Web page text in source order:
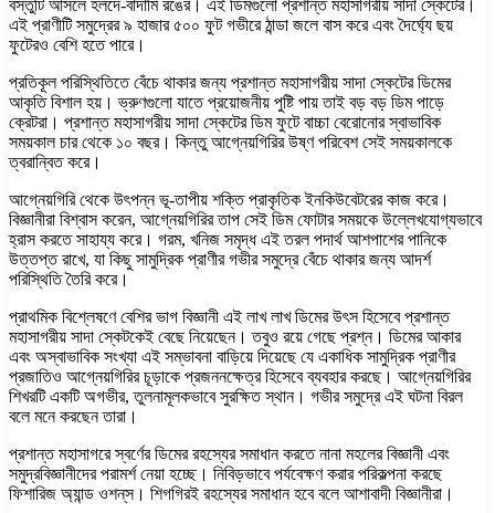
বস্তুটি আসলে হলদে-বাদামি রঙের। এই ডিমগুলো প্রশান্ত মহাসাগরীয় সাদা স্কেটের।
এই প্রাণীটি সমুদ্রের ৯ হাজার ৫০০ ফুট গভীরে ঠান্ডা জলে বাস করে এবং দৈর্ঘ্যে ছয়
ফুটেরও বেশি হতে পারে।
প্রতিকূল পরিস্থিতিতে বেঁচে থাকার জন্য প্রশান্ত মহাসাগরীয় সাদা স্কেটের ডিমের
আকৃতি বিশাল হয়। ভ্রুণগুলো যাতে প্রয়োজনীয় পুষ্টি পায় তাই বড় বড় ডিম পাড়ে
ক্রেটরা। প্রশান্ত মহাসাগরীয় সাদা স্কেটের ডিম ফুটে বাচ্চা বেরোনোর স্বাভাবিক
সময়কাল চার থেকে ১০ বছর। কিন্তু আগ্নেয়গিরির উষ্ণ পরিবেশ সেই সময়কালকে
ত্বরান্বিত করে।
আগ্নেয়গিরি থেকে উৎপন্ন ভূ-তাপীয় শক্তি প্রাকৃতিক ইনকিউবেটরের কাজ করে।
বিজ্ঞানীরা বিশ্বাস করেন, আগ্নেয়গিরির তাপ সেই ডিম ফোটার সময়কে উল্লেখযোগ্যভাবে
হ্রাস করতে সাহায্য করে। গরম, খনিজ সমৃদ্ধ এই তরল পদার্থ আশপাশের পানিকে
উত্তপ্ত রাখে, যা কিছু সামুদ্রিক প্রাণীর গভীর সমুদ্রে বেঁচে থাকার জন্য আদর্শ
পরিস্থিতি তৈরি করে।
প্রাথমিক বিশ্লেষণে বেশির ভাগ বিজ্ঞানী এই লাখ লাখ ডিমের উৎস হিসেবে প্রশান্ত
মহাসাগরীয় সাদা স্কেটকেই বেছে নিয়েছেন। তবুও রয়ে গেছে প্রশ্ন। ডিমের আকার
এবং অস্বাভাবিক সংখ্যা এই সম্ভাবনা বাড়িয়ে দিয়েছে যে একাধিক সামুদ্রিক প্রাণীর
প্রজাতিও আগ্নেয়গিরির চূড়াকে প্রজননক্ষেত্র হিসেবে ব্যবহার করছে। আগ্নেয়গিরির
শিখরটি একটি অগভীর, তুলনামূলকভাবে সুরক্ষিত স্থান। গভীর সমুদ্রে এই ঘটনা বিরল
বলে মনে করছেন তারা।
প্রশান্ত মহাসাগরে স্বর্ণের ডিমের রহস্যের সমাধান করতে নানা মহলের বিজ্ঞানী এবং
সমুদ্রবিজ্ঞানীদের পরামর্শ নেয়া হচ্ছে। নিবিড়ভাবে পর্যবেক্ষণ করার পরিকল্পনা করছে
ফিশারিজ অ্যান্ড ওশন্‌স। শিগগিরই রহস্যের সমাধান হবে বলে আশাবাদী বিজ্ঞানীরা।